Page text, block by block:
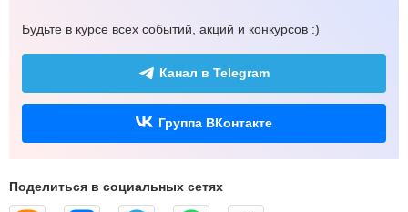
Будьте в курсе всех событий, акций и конкурсов :)
Канал в Telegram
Группа ВКонтакте
Поделиться в социальных сетях